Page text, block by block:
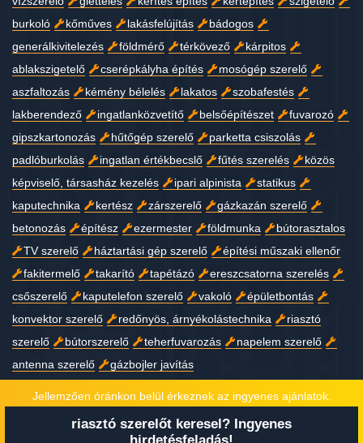
Jellemzően óránkon belül érkeznek az ingyenes ajánlatok.
riasztó szerelőt keresel? Ingyenes
burkoló
kőműves lakásfelújítás
bádogos
generálkivitelezés
földmérő térkövező
kárpitos
ablakszigetelő
cserépkályha építés
mosógép szerelő
aszfaltozás
kémény bélelés lakatos
szobafestés
lakberendező
ingatlanközvetítő belsőépítészet
fuvarozó
gipszkartonozás
hűtőgép szerelő
parketta csiszolás
padlóburkolás
ingatlan értékbecslő fűtés szerelés
közös
képviselő, társasház kezelés
ipari alpinista
statikus
kaputechnika
kertész zárszerelő
gázkazán szerelő
betonozás
építész ezermester földmunka
bútorasztalos
TV szerelő
háztartási gép szerelő
építési műszaki ellenőr
fakitermelő
takarító tapétázó
ereszcsatorna szerelés
csőszerelő
kaputelefon szerelő vakoló
épületbontás
konvektor szerelő
redőnyös, árnyékolástechnika
riasztó
szerelő
bútorszerelő teherfuvarozás
napelem szerelő
antenna szerelő
gázbojler javítás
Copyright © 2023Minden jog fenntartva!